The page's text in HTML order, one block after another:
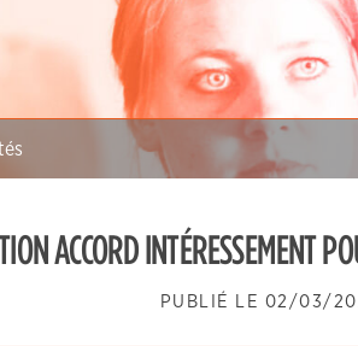
ACCORD INTÉRESSEMENT
PUBLIÉ LE 02/03/